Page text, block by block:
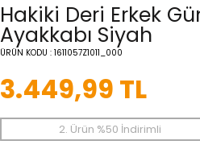
Hakiki Deri Erkek
Ayakkabı Siyah
ÜRÜN KODU : 1611057Z1011_000
3.449,99 TL
2. Ürün %50 İndirimli